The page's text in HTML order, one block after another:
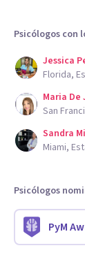
Psicólogos con
Jessica
Florida,
Maria
San
Sandra
Miami,
Psicólogos
PyM